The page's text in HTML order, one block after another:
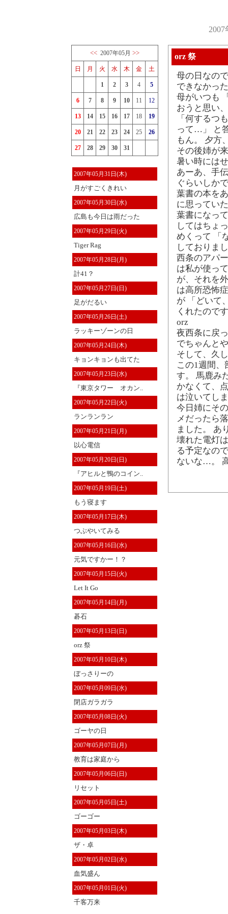
<< 2007年05月 >>
日 月 火 水 木 金 土
1 2 3 4 5
6 7 8 9 10 11 12
13 14 15 16 17 18 19
20 21 22 23 24 25 26
27 28 29 30 31
2007年05月31日(木)
月がすごくきれい
2007年05月30日(水)
広島も今日は雨だった
2007年05月29日(火)
Tiger Rag
2007年05月28日(月)
計41？
2007年05月27日(日)
足がだるい
2007年05月26日(土)
ラッキーゾーンの日
2007年05月24日(木)
キョンキョンも出てた
2007年05月23日(水)
『東京タワー オカン..
2007年05月22日(火)
ランランラン
2007年05月21日(月)
以心電信
2007年05月20日(日)
『アヒルと鴨のコイン..
2007年05月19日(土)
もう寝ます
2007年05月17日(木)
つぶやいてみる
2007年05月16日(水)
元気ですかー！？
2007年05月15日(火)
Let It Go
2007年05月14日(月)
碁石
2007年05月13日(日)
orz 祭
2007年05月10日(木)
ぼっさりーの
2007年05月09日(水)
閉店ガラガラ
2007年05月08日(火)
ゴーヤの日
2007年05月07日(月)
教育は家庭から
2007年05月06日(日)
リセット
2007年05月05日(土)
ゴーゴー
2007年05月03日(木)
ザ・卓
2007年05月02日(水)
血気盛ん
2007年05月01日(火)
千客万来
orz 祭
母の日なの
できなかっ
母がいつも
おうと思い
「何するつ
って…」 と
もん。 夕方
その後姉が
暑い時には
あーあ、手
ぐらいしか
葉書の本を
に思ってい
葉書になっ
してはちょ
めくって 「
しておりま
西条のアパ
は私が使っ
が、それを
は高所恐怖
が 「どいて
くれたので
orz
夜西条に戻
でちゃんと
そして、久
この1週間
す。 馬鹿み
かなくて、
は泣いてし
今日姉にそ
メだったら
ました。 あ
壊れた電灯
る予定なの
ないな…。